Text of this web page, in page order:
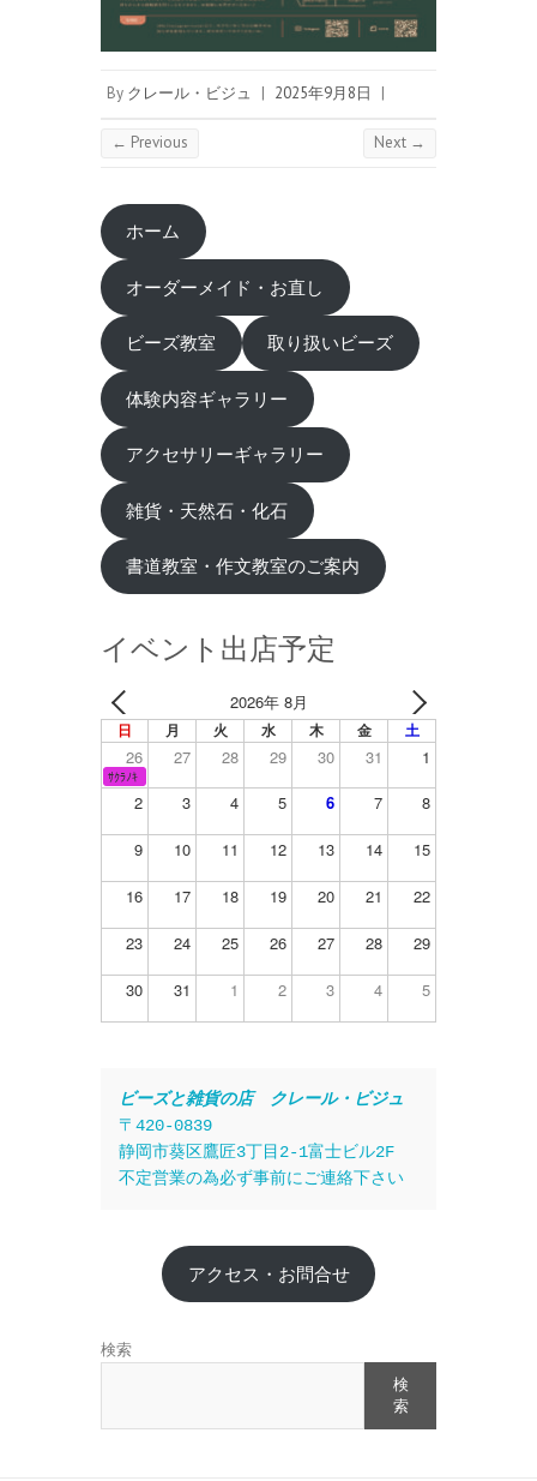
By クレール・ビジュ | 2025年9月8日 |
← Previous Next →
ホーム
オーダーメイド・お直し
ビーズ教室 取り扱いビーズ
体験内容ギャラリー
アクセサリーギャラリー
雑貨・天然石・化石
書道教室・作文教室のご案内
イベント出店予定
2026年 8月
日 月 火 水 木 金 土
26 27 28 29 30 31 1
ｻｸﾗﾉｷ
2 3 4 5 6 7 8
9 10 11 12 13 14 15
16 17 18 19 20 21 22
23 24 25 26 27 28 29
30 31 1 2 3 4 5
ビーズと雑貨の店　クレール・ビジュ
〒420-0839
静岡市葵区鷹匠3丁目2-1富士ビル2F
不定営業の為必ず事前にご連絡下さい
アクセス・お問合せ
検索
検
索